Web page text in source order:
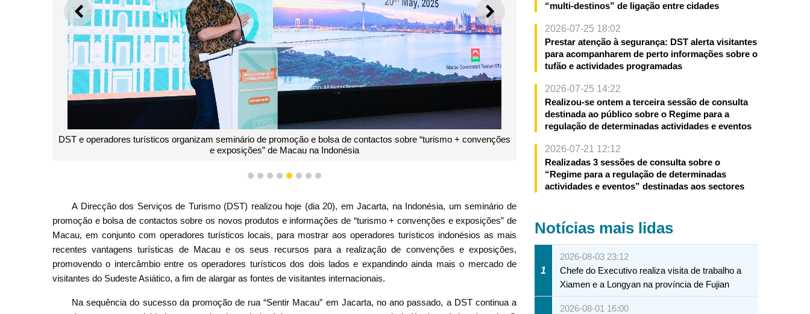
ANTERIOR SEGUINTE
DST e operadores turísticos organizam seminário de promoção e bolsa de contactos sobre “turismo + convenções
e exposições” de Macau na Indonésia
1 2 3 4 5 6 7 8
A Direcção dos Serviços de Turismo (DST) realizou hoje (dia 20), em Jacarta, na Indonésia, um seminário de
promoção e bolsa de contactos sobre os novos produtos e informações de “turismo + convenções e exposições” de
Macau, em conjunto com operadores turísticos locais, para mostrar aos operadores turísticos indonésios as mais
recentes vantagens turísticas de Macau e os seus recursos para a realização de convenções e exposições,
promovendo o intercâmbio entre os operadores turísticos dos dois lados e expandindo ainda mais o mercado de
visitantes do Sudeste Asiático, a fim de alargar as fontes de visitantes internacionais.
Na sequência do sucesso da promoção de rua “Sentir Macau” em Jacarta, no ano passado, a DST continua a
“multi-destinos” de ligação entre cidades
2026-07-25 18:02
Prestar atenção à segurança: DST alerta visitantes
para acompanharem de perto informações sobre o
tufão e actividades programadas
2026-07-25 14:22
Realizou-se ontem a terceira sessão de consulta
destinada ao público sobre o Regime para a
regulação de determinadas actividades e eventos
2026-07-21 12:12
Realizadas 3 sessões de consulta sobre o
“Regime para a regulação de determinadas
actividades e eventos” destinadas aos sectores
Notícias mais lidas
1
2026-08-03 23:12
Chefe do Executivo realiza visita de trabalho a
Xiamen e a Longyan na província de Fujian
2026-08-01 16:00